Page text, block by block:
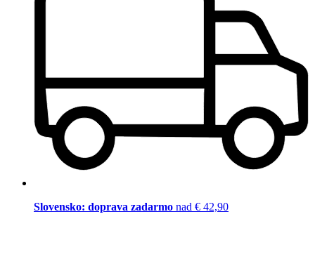
Slovensko: doprava zadarmo nad € 42,90